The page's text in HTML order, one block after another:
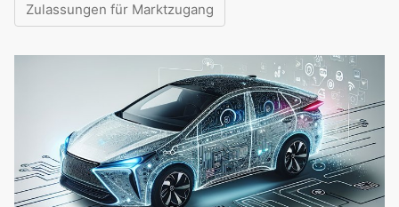
Zulassungen für Marktzugang